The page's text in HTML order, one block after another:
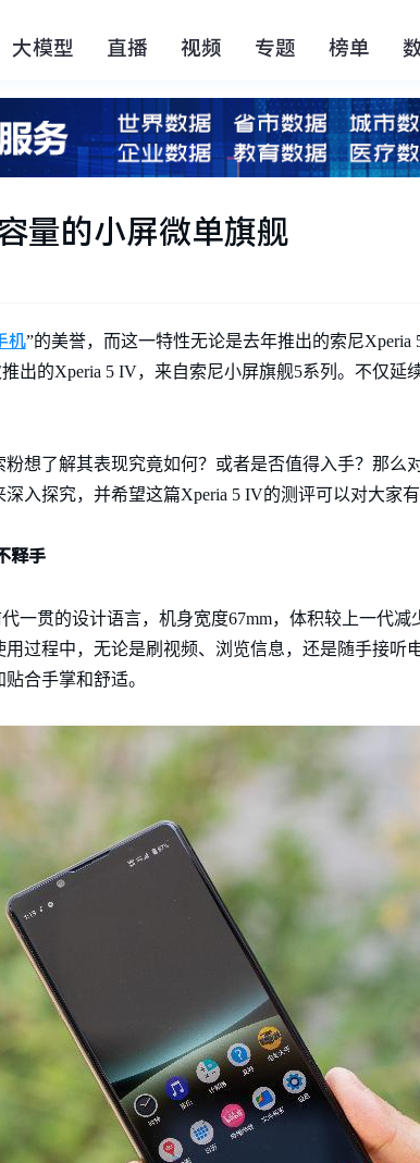
大模型 直播 视频 专题 榜单
量的小屏微单旗舰
机”的美誉，而这一特性无论是去年推出的索尼
出的Xperia 5 IV，来自索尼小屏旗舰5系列。不仅延
想了解其表现究竟如何？或者是否值得入手？那么
入探究，并希望这篇Xperia 5 IV的测评可以对大家有
释手
一贯的设计语言，机身宽度67mm，体积较上一代减
过程中，无论是刷视频、浏览信息，还是随手接听
合手掌和舒适。